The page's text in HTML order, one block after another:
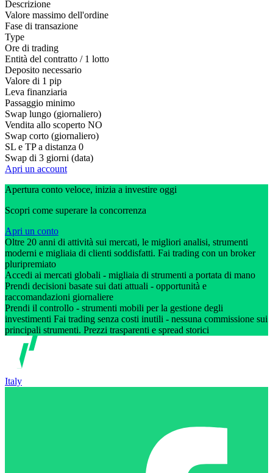
Descrizione
Valore massimo dell'ordine
Fase di transazione
Type
Ore di trading
Entità del contratto / 1 lotto
Deposito necessario
Valore di 1 pip
Leva finanziaria
Passaggio minimo
Swap lungo (giornaliero)
Vendita allo scoperto NO
Swap corto (giornaliero)
SL e TP a distanza 0
Swap di 3 giorni (data)
Apri un account
Apertura conto veloce, inizia a investire oggi
Scopri come superare la concorrenza
Apri un conto
Oltre 20 anni di attività sui mercati, le migliori analisi, strumenti
moderni e migliaia di clienti soddisfatti. Fai trading con un broker
pluripremiato
Accedi ai mercati globali - migliaia di strumenti a portata di mano
Prendi decisioni basate sui dati attuali - opportunità e
raccomandazioni giornaliere
Prendi il controllo - strumenti mobili per la gestione degli
investimenti Fai trading senza costi inutili - nessuna commissione sui
principali strumenti. Prezzi trasparenti e spread storici
Italy